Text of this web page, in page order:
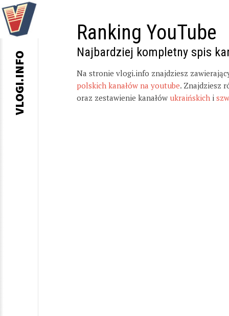
Ranking YouTube
Najbardziej kompletny spis
Na stronie vlogi.info znajdziesz
polskich kanałów na youtube. Znajdziesz
oraz zestawienie kanałów ukraińskich i
VLOGI.INFO